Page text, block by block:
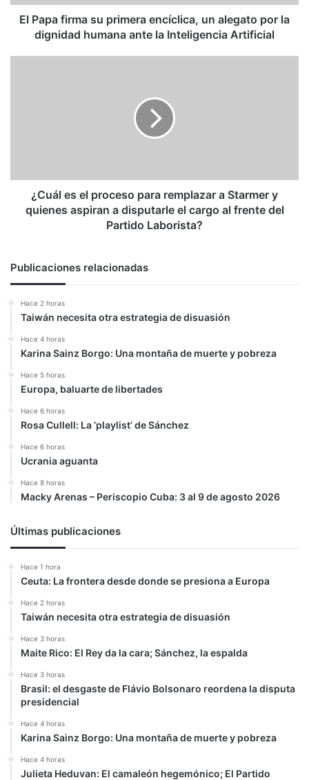
por
dignidad
El Papa firma su primera encíclica, un alegato por la
dignidad humana ante la Inteligencia Artificial
y
quienes
aspiran
cargo
del
Partido
Laborista?
¿Cuál es el proceso para remplazar a Starmer y
quienes aspiran a disputarle el cargo al frente del
Partido Laborista?
Publicaciones relacionadas
Hace 2 horas
Taiwán necesita otra estrategia de disuasión
Hace 4 horas
Karina Sainz Borgo: Una montaña de muerte y pobreza
Hace 5 horas
Europa, baluarte de libertades
Hace 6 horas
Rosa Cullell: La ‘playlist’ de Sánchez
Hace 6 horas
Ucrania aguanta
Hace 8 horas
Macky Arenas – Periscopio Cuba: 3 al 9 de agosto 2026
Últimas publicaciones
Hace 1 hora
Ceuta: La frontera desde donde se presiona a Europa
Hace 2 horas
Taiwán necesita otra estrategia de disuasión
Hace 3 horas
Maite Rico: El Rey da la cara; Sánchez, la espalda
Hace 3 horas
Brasil: el desgaste de Flávio Bolsonaro reordena la disputa
presidencial
Hace 4 horas
Karina Sainz Borgo: Una montaña de muerte y pobreza
Hace 4 horas
Julieta Heduvan: El camaleón hegemónico; El Partido